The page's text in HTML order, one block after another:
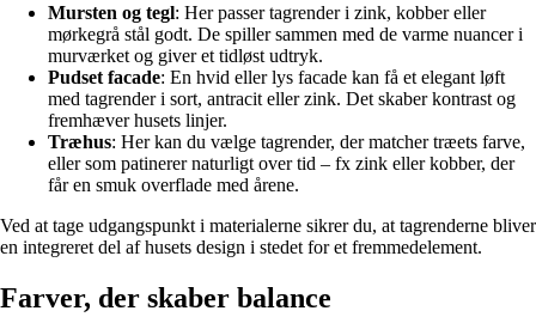
Mursten og tegl: Her passer tagrender i zink, kobber eller
mørkegrå stål godt. De spiller sammen med de varme nuancer i
murværket og giver et tidløst udtryk.
Pudset facade: En hvid eller lys facade kan få et elegant løft
med tagrender i sort, antracit eller zink. Det skaber kontrast og
fremhæver husets linjer.
Træhus: Her kan du vælge tagrender, der matcher træets farve,
eller som patinerer naturligt over tid – fx zink eller kobber, der
får en smuk overflade med årene.
Ved at tage udgangspunkt i materialerne sikrer du, at tagrenderne bliver
en integreret del af husets design i stedet for et fremmedelement.
Farver, der skaber balance